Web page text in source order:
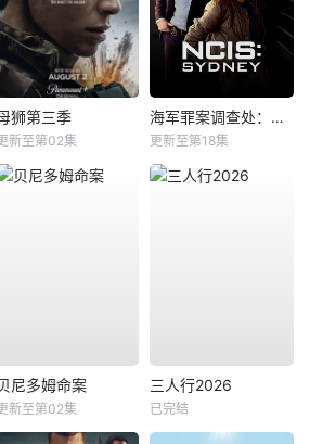
狮第三季
新至第02集
海军罪案调查处：悉尼第三季
更新至第18集
尼多姆命案
新至第02集
三人行2026
已完结